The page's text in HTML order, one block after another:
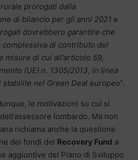
prorogati dalla
di bilancio per gli anni 2021 e
dovrebbero garantire che
complessiva di contributo del
misure di cui all’articolo 59,
(UE) n. 1305/2013, in linea
nel Green Deal europeo”.
le motivazioni su cui si
lombardo. Ma non
richiama anche la questione
dei fondi del Recovery Fund a
aggiuntive del Piano di Sviluppo